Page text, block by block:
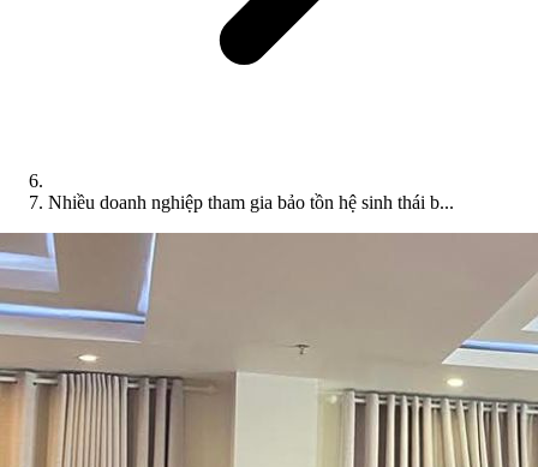
Nhiều doanh nghiệp tham gia bảo tồn hệ sinh thái b...